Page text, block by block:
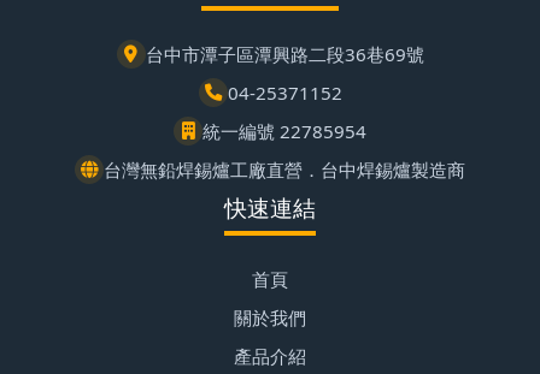
台中市潭子區潭興路二段36巷69號
04-25371152
統一編號 22785954
台灣無鉛焊錫爐工廠直營．台中焊錫爐製造商
快速連結
首頁
關於我們
產品介紹